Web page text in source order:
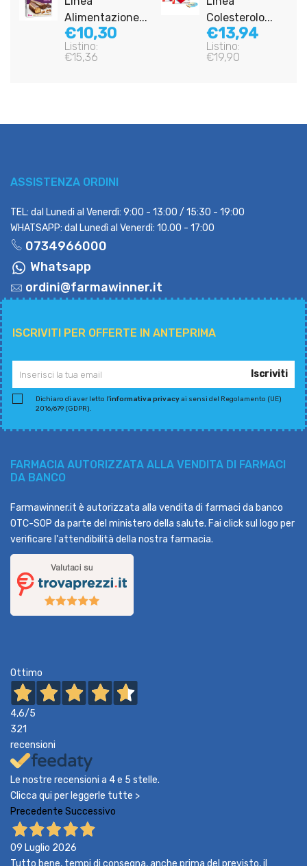
Alimentazione...
€10,30
Listino:
€15,36
Colesterolo...
€13,94
Listino:
€19,90
ASSISTENZA ORDINI
TEL: dal Lunedì al Venerdì: 9:00 - 13:00 / 15:30 - 19:00
WHATSAPP: dal Lunedì al Venerdì: 10.00 - 17:00
0734966000
Whatsapp
ordini@farmawinner.it
ISCRIVITI PER OFFERTE IN ANTEPRIMA
Iscriviti
Dichiaro di aver letto l'informativa privacyai sensi del Regolamento (UE)
2016/679 (GDPR).
FARMACIA AUTORIZZATA ALLA VENDITA DI FARMACI
DA BANCO
Farmawinner.it è autorizzata alla vendita di farmaci da banco
OTC-SOP da parte del ministero della salute. Fai click sul logo per
verificare l'attendibilità della nostra farmacia.
Ottimo
4,6/5
321
recensioni
Le nostre recensioni a 4 e 5 stelle.
Clicca qui per leggerle tutte >
Precedente Successivo
09 Luglio 2026